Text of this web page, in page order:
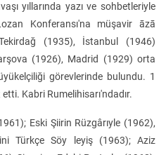
yıllarında yazı ve sohbetleriyle
Konferansı'na müşavir āzā
(1935), İstanbul (1946)
(1926), Madrid (1929) orta
görevlerinde bulundu. 1
Kabri Rumelihisarı'ndadır.
Eski Şiirin Rüzgârıyle (1962),
Türkçe Söy leyiş (1963); Aziz